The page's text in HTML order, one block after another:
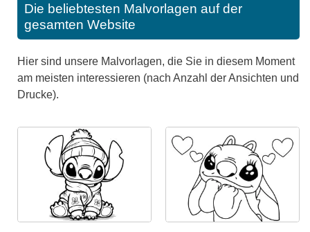
Die beliebtesten Malvorlagen auf der
gesamten Website
Hier sind unsere Malvorlagen, die Sie in diesem Moment
am meisten interessieren (nach Anzahl der Ansichten und
Drucke).